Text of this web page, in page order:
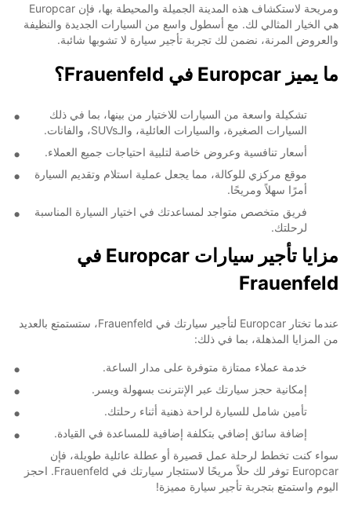
ومريحة لاستكشاف هذه المدينة الجميلة والمحيطة بها، فإن Europcar
هي الخيار المثالي لك. مع أسطول واسع من السيارات الجديدة والنظيفة
والعروض المرنة، نضمن لك تجربة تأجير سيارة لا تشوبها شائبة.
ما يميز Europcar في Frauenfeld؟
تشكيلة واسعة من السيارات للاختيار من بينها، بما في ذلك
السيارات الصغيرة، والسيارات العائلية، والـSUVs، والفانات.
أسعار تنافسية وعروض خاصة لتلبية احتياجات جميع العملاء.
موقع مركزي للوكالة، مما يجعل عملية استلام وتقديم السيارة
أمرًا سهلاً ومريحًا.
فريق متخصص متواجد لمساعدتك في اختيار السيارة المناسبة
لرحلتك.
مزايا تأجير سيارات Europcar في
Frauenfeld
عندما تختار Europcar لتأجير سيارتك في Frauenfeld، ستستمتع بالعديد
من المزايا المذهلة، بما في ذلك:
خدمة عملاء ممتازة متوفرة على مدار الساعة.
إمكانية حجز سيارتك عبر الإنترنت بسهولة ويسر.
تأمين شامل للسيارة لراحة ذهنية أثناء رحلتك.
إضافة سائق إضافي بتكلفة إضافية للمساعدة في القيادة.
سواء كنت تخطط لرحلة عمل قصيرة أو عطلة عائلية طويلة، فإن
Europcar توفر لك حلاً مريحًا لاستئجار سيارتك في Frauenfeld. احجز
اليوم واستمتع بتجربة تأجير سيارة مميزة!